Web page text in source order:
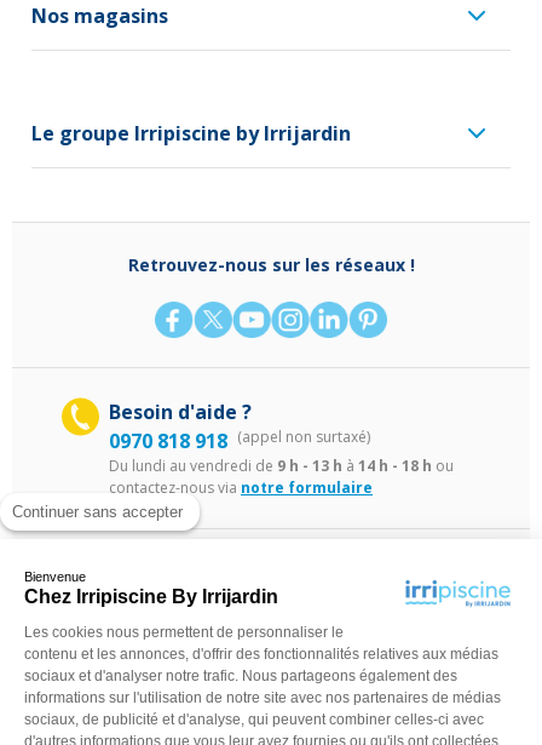
Continuer sans accepter
Bienvenue
Chez Irripiscine By Irrijardin
Les cookies nous permettent de personnaliser le
contenu et les annonces, d'offrir des fonctionnalités relatives aux médias
sociaux et d'analyser notre trafic. Nous partageons également des
informations sur l'utilisation de notre site avec nos partenaires de médias
sociaux, de publicité et d'analyse, qui peuvent combiner celles-ci avec
d'autres informations que vous leur avez fournies ou qu'ils ont collectées
Nos magasins
Le groupe Irripiscine by Irrijardin
Retrouvez-nous sur les réseaux !
Besoin d'aide ?
0970 818 918 (appel non surtaxé)
Du lundi au vendredi de 9 h - 13 h à 14 h - 18 h ou
contactez-nous via notre formulaire
©Irripiscine 2025 Conditions générales de ventes Mentions